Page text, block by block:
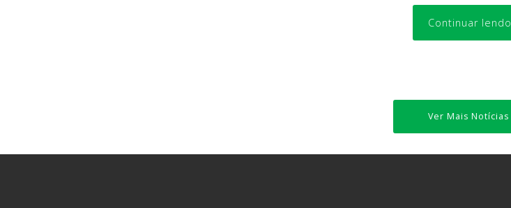
Continuar lendo
Ver Mais Notícias